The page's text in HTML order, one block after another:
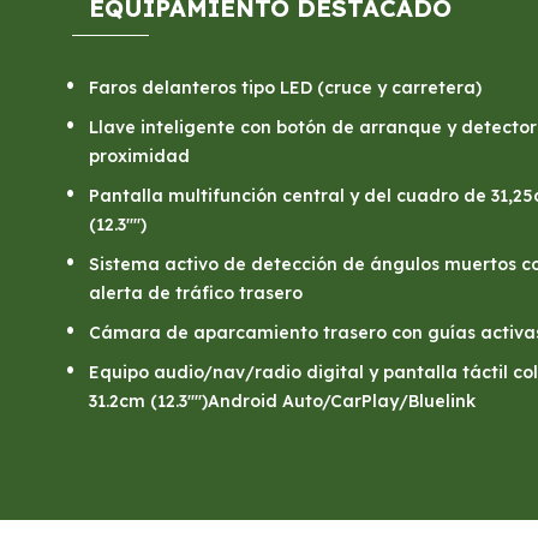
EQUIPAMIENTO DESTACADO
Faros delanteros tipo LED (cruce y carretera)
Llave inteligente con botón de arranque y
proximidad
Pantalla multifunción central y del cuadro de
(12.3"")
Sistema activo de detección de ángulos muertos
alerta de tráfico trasero
Cámara de aparcamiento trasero con guías
Equipo audio/nav/radio digital y pantalla táctil
31.2cm (12.3"")Android Auto/CarPlay/Bluelink